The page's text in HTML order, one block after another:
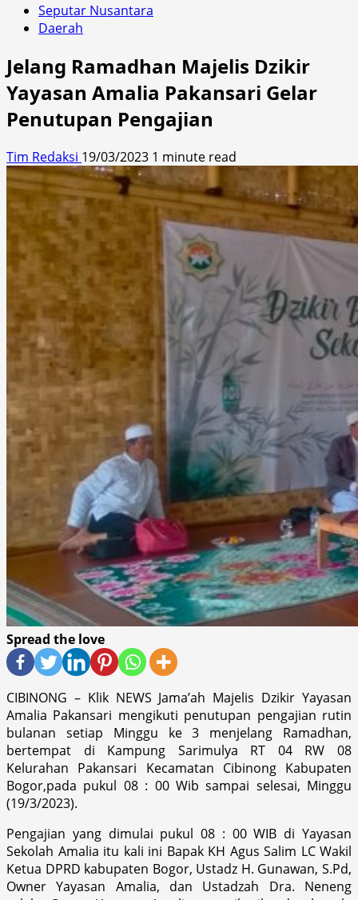
Seputar Nusantara
Daerah
Jelang Ramadhan Majelis Dzikir
Yayasan Amalia Pakansari Gelar
Penutupan Pengajian
Tim Redaksi 19/03/2023 1 minute read
Spread the love
CIBINONG – Klik NEWS Jama’ah Majelis Dzikir Yayasan
Amalia Pakansari mengikuti penutupan pengajian rutin
bulanan setiap Minggu ke 3 menjelang Ramadhan,
bertempat di Kampung Sarimulya RT 04 RW 08
Kelurahan Pakansari Kecamatan Cibinong Kabupaten
Bogor,pada pukul 08 : 00 Wib sampai selesai, Minggu
(19/3/2023).
Pengajian yang dimulai pukul 08 : 00 WIB di Yayasan
Sekolah Amalia itu kali ini Bapak KH Agus Salim LC Wakil
Ketua DPRD kabupaten Bogor, Ustadz H. Gunawan, S.Pd,
Owner Yayasan Amalia, dan Ustadzah Dra. Neneng